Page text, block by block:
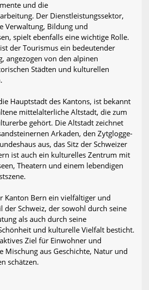
und die
Der Dienstleistungssektor,
Verwaltung, Bildung und
spielt ebenfalls eine wichtige Rolle.
der Tourismus ein bedeutender
angezogen von den alpinen
Städten und kulturellen
Hauptstadt des Kantons, ist bekannt
mittelalterliche Altstadt, die zum
gehört. Die Altstadt zeichnet
Arkaden, den Zytglogge-
aus, das Sitz der Schweizer
ist auch ein kulturelles Zentrum mit
Theatern und einem lebendigen
Kanton Bern ein vielfältiger und
der Schweiz, der sowohl durch seine
als auch durch seine
und kulturelle Vielfalt besticht.
Ziel für Einwohner und
Mischung aus Geschichte, Natur und
schätzen.